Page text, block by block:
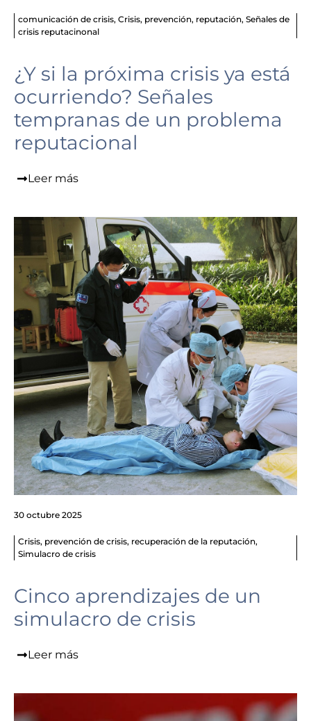
comunicación de crisis, Crisis, prevención, reputación, Señales de
crisis reputacinonal
¿Y si la próxima crisis ya está
ocurriendo? Señales
tempranas de un problema
reputacional
Leer más
30 octubre 2025
Crisis, prevención de crisis, recuperación de la reputación,
Simulacro de crisis
Cinco aprendizajes de un
simulacro de crisis
Leer más